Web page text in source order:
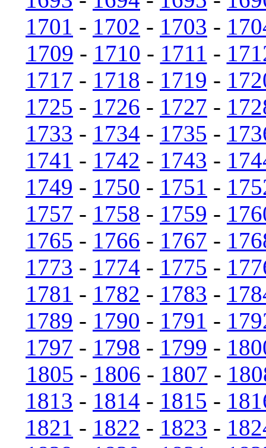
1701 - 1702 - 1703 -
1709 - 1710 - 1711 -
1717 - 1718 - 1719 -
1725 - 1726 - 1727 -
1733 - 1734 - 1735 -
1741 - 1742 - 1743 -
1749 - 1750 - 1751 -
1757 - 1758 - 1759 -
1765 - 1766 - 1767 -
1773 - 1774 - 1775 -
1781 - 1782 - 1783 -
1789 - 1790 - 1791 -
1797 - 1798 - 1799 -
1805 - 1806 - 1807 -
1813 - 1814 - 1815 -
1821 - 1822 - 1823 -